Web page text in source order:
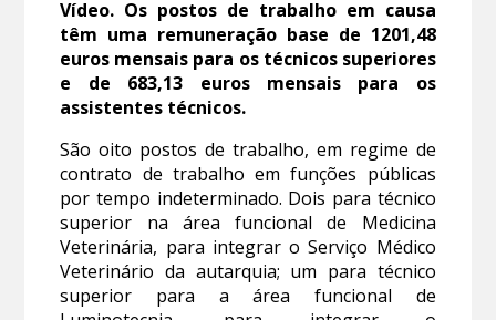
Vídeo. Os postos de trabalho em causa
têm uma remuneração base de 1201,48
euros mensais para os técnicos superiores
e de 683,13 euros mensais para os
assistentes técnicos.
São oito postos de trabalho, em regime de
contrato de trabalho em funções públicas
por tempo indeterminado. Dois para técnico
superior na área funcional de Medicina
Veterinária, para integrar o Serviço Médico
Veterinário da autarquia; um para técnico
superior para a área funcional de